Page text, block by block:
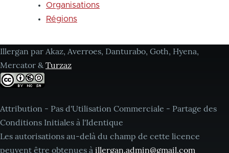
Organisations
Régions
Illergan par Akaz, Averroes, Danturabo, Goth, Hyena,
Mercator & Turzaz
Attribution - Pas d'Utilisation Commerciale - Partage des
Conditions Initiales à l'Identique
Les autorisations au-delà du champ de cette licence
peuvent être obtenues à illergan.admin@gmail.com